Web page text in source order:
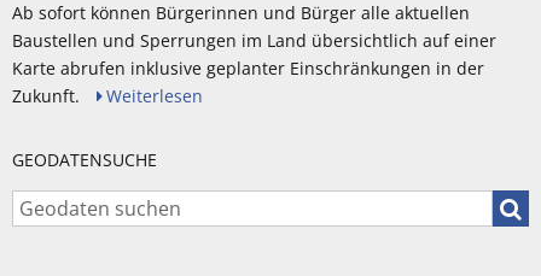
Ab sofort können Bürgerinnen und Bürger alle aktuellen
Baustellen und Sperrungen im Land übersichtlich auf einer
Karte abrufen inklusive geplanter Einschränkungen in der
Zukunft.
Weiterlesen
GEODATENSUCHE